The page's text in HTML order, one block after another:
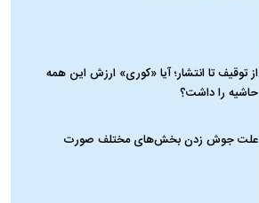
از توقیف تا انتشار؛ آیا «کوری» ارزش این همه
حاشیه را داشت؟
علت جوش زدن بخش‌های مختلف صورت